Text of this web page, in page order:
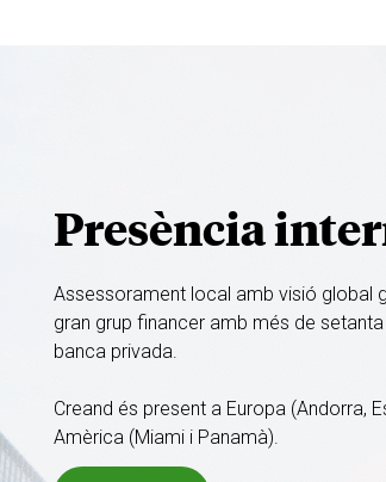
Presència
Assessorament local amb visió global
gran grup financer amb més de setanta
banca privada.
Creand és present a Europa (Andorra,
Amèrica (Miami i Panamà).